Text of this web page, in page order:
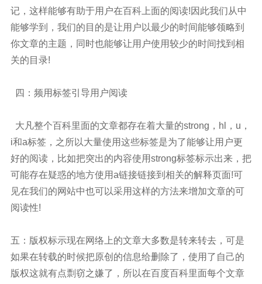
记，这样能够有助于用户在百科上面的阅读!因此我们从中
能够学到，我们的目的是让用户以最少的时间能够领略到
你文章的主题，同时也能够让用户使用较少的时间找到相
关的目录!
四：频用标签引导用户阅读
大凡整个百科里面的文章都存在着大量的strong，hl，u，
i和a标签，之所以大量使用这些标签是为了能够让用户更
好的阅读，比如把突出的内容使用strong标签标示出来，把
可能存在疑惑的地方使用a链接链接到相关的解释页面!可
见在我们的网站中也可以采用这样的方法来增加文章的可
阅读性!
五：版权标示现在网络上的文章大多数是转来转去，可是
如果在转载的时候把原创的信息给删除了，使用了自己的
版权这就有点剽窃之嫌了，所以在百度百科里面每个文章